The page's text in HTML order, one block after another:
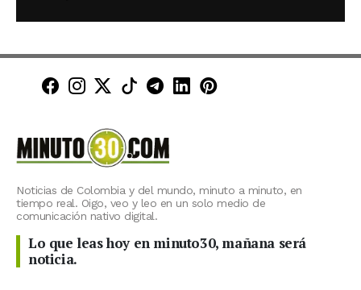
Minuto30 en Facebook
Minuto30 en Instagram
Minuto30 en X (Twitter)
Minuto30 en TikTok
Canal de Minuto30 en
Minuto30 en LinkedIn
Minuto30 en
Noticias de Colombia y del mundo, minuto a minuto, en
tiempo real. Oigo, veo y leo en un solo medio de
comunicación nativo digital.
Lo que leas hoy en minuto30, mañana será
noticia.